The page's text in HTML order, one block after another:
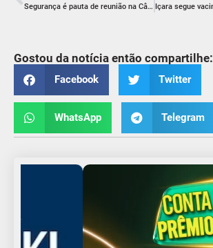
Segurança é pauta de reunião na Câmara Municipal de Içara
Gostou da notícia então compartilhe:
Facebook Twitter
WhatsApp Telegram